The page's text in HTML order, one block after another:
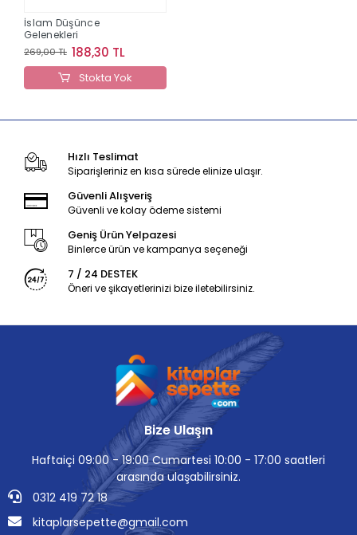
İslam Düşünce
Gelenekleri
269,00 TL 188,30 TL
Stokta Yok
Hızlı Teslimat
Siparişleriniz en kısa sürede elinize ulaşır.
Güvenli Alışveriş
Güvenli ve kolay ödeme sistemi
Geniş Ürün Yelpazesi
Binlerce ürün ve kampanya seçeneği
7 / 24 DESTEK
Öneri ve şikayetlerinizi bize iletebilirsiniz.
Bize Ulaşın
Haftaiçi 09:00 - 19:00 Cumartesi 10:00 - 17:00 saatleri
arasında ulaşabilirsiniz.
0312 419 72 18
kitaplarsepette@gmail.com